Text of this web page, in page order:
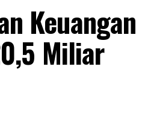
Keuangan
Miliar